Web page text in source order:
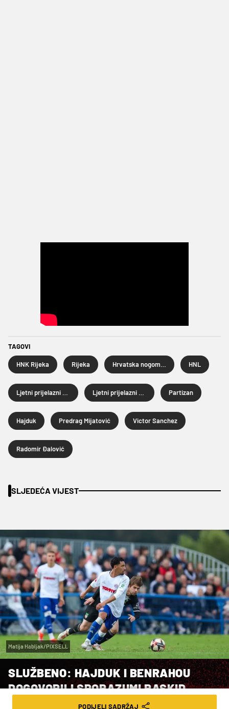
TAGOVI
HNK Rijeka Rijeka HNL
Partizan
Hajduk Predrag Mijatović Victor Sanchez
Radomir Đalović
SLJEDEĆA VIJEST
Matija Habljak/PIXSELL
SLUŽBENO: HAJDUK I BENRAHOU
DOGOVORILI SPORAZUMI RASKID
PODIJELI SADRŽAJ